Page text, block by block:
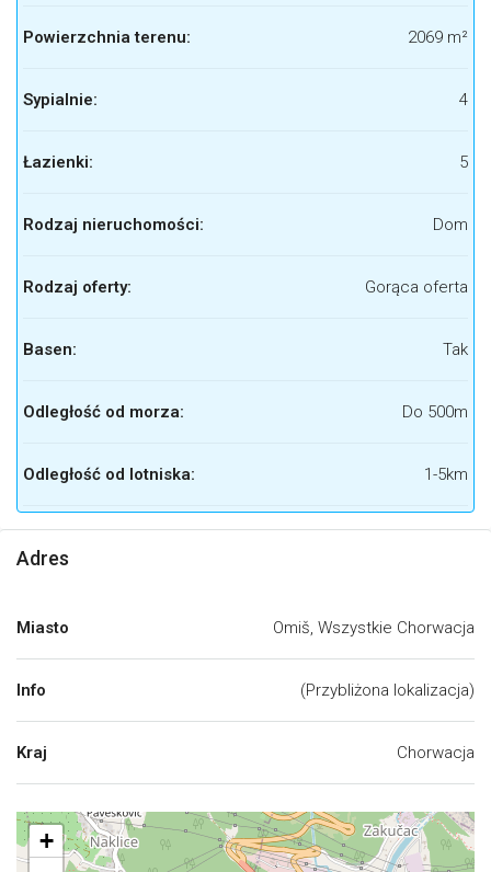
Powierzchnia terenu: 2069 m²
Sypialnie: 4
Łazienki: 5
Rodzaj nieruchomości: Dom
Rodzaj oferty: Gorąca oferta
Basen: Tak
Odległość od morza: Do 500m
Odległość od lotniska: 1-5km
Adres
Miasto Omiš, Wszystkie Chorwacja
Info (Przybliżona lokalizacja)
Kraj Chorwacja
+